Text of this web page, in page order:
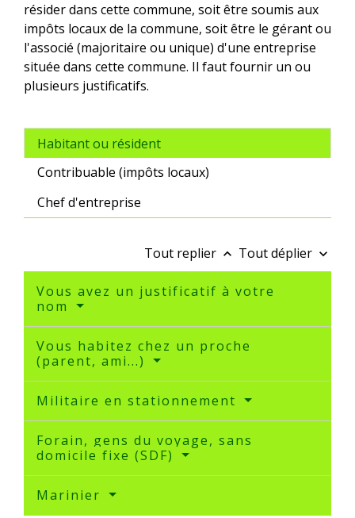
résider dans cette commune, soit être soumis aux
impôts locaux de la commune, soit être le gérant ou
l'associé (majoritaire ou unique) d'une entreprise
située dans cette commune. Il faut fournir un ou
plusieurs justificatifs.
Habitant ou résident
Contribuable (impôts locaux)
Chef d'entreprise
Tout replier keyboard_arrow_up Tout déplier keyboard_arrow_down
Vous avez un justificatif à votre
nom
Vous habitez chez un proche
(parent, ami...)
Militaire en stationnement
Forain, gens du voyage, sans
domicile fixe (SDF)
Marinier